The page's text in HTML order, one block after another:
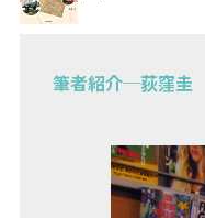
筆者紹介─荻窪圭